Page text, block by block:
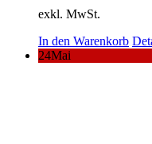
exkl. MwSt.
In den Warenkorb
24Mai